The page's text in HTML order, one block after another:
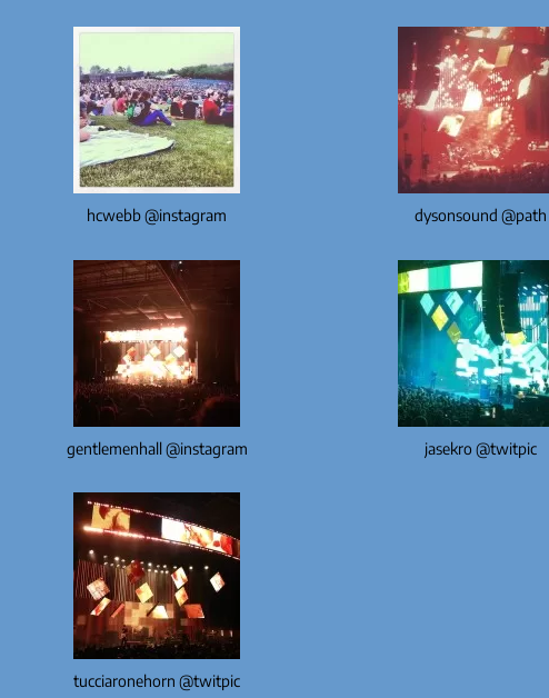
hcwebb @instagram dysonsound @path
gentlemenhall @instagram jasekro @twitpic
tucciaronehorn @twitpic